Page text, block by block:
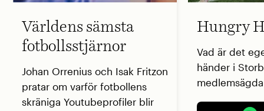
Världens sämsta
fotbollsstjärnor
Johan Orrenius och Isak Fritzon
pratar om varför fotbollens
skräniga Youtubeprofiler blir
Hungry
Vad är det
händer i